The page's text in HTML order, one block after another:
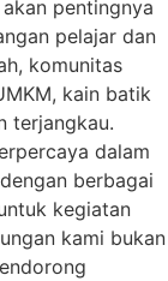
pentingnya
pelajar dan
komunitas
kain batik
terjangkau.
dalam
berbagai
kegiatan
kami bukan